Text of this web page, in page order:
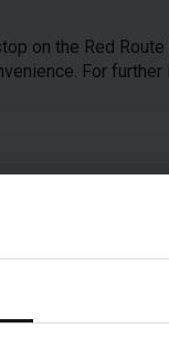
on the Red
For
stop on the Red
any